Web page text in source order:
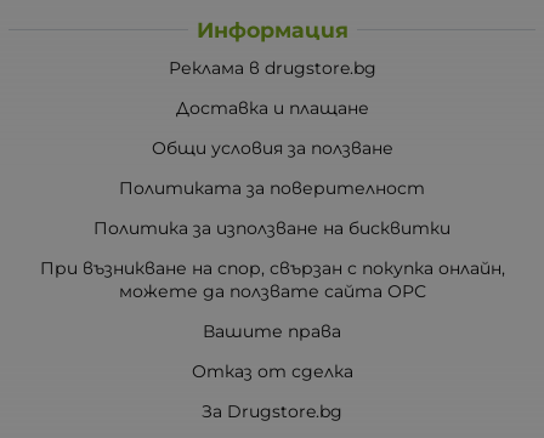
Информация
Реклама в drugstore.bg
Доставка и плащане
Общи условия за ползване
Политиката за поверителност
Политика за използване на бисквитки
При възникване на спор, свързан с покупка онлайн,
можете да ползвате сайта ОРС
Вашите права
Отказ от сделка
За Drugstore.bg